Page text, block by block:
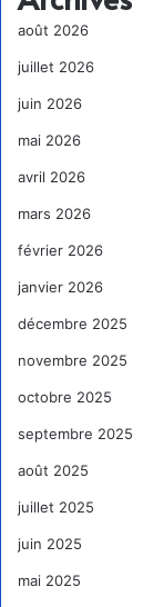
août 2026
juillet 2026
juin 2026
mai 2026
avril 2026
mars 2026
février 2026
janvier 2026
décembre 2025
novembre 2025
octobre 2025
septembre 2025
août 2025
juillet 2025
juin 2025
mai 2025